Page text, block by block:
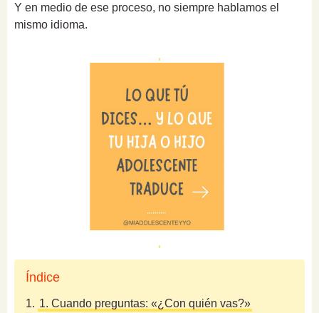
Y en medio de ese proceso, no siempre hablamos el
mismo idioma.
Índice
1. 1. Cuando preguntas: «¿Con quién vas?»